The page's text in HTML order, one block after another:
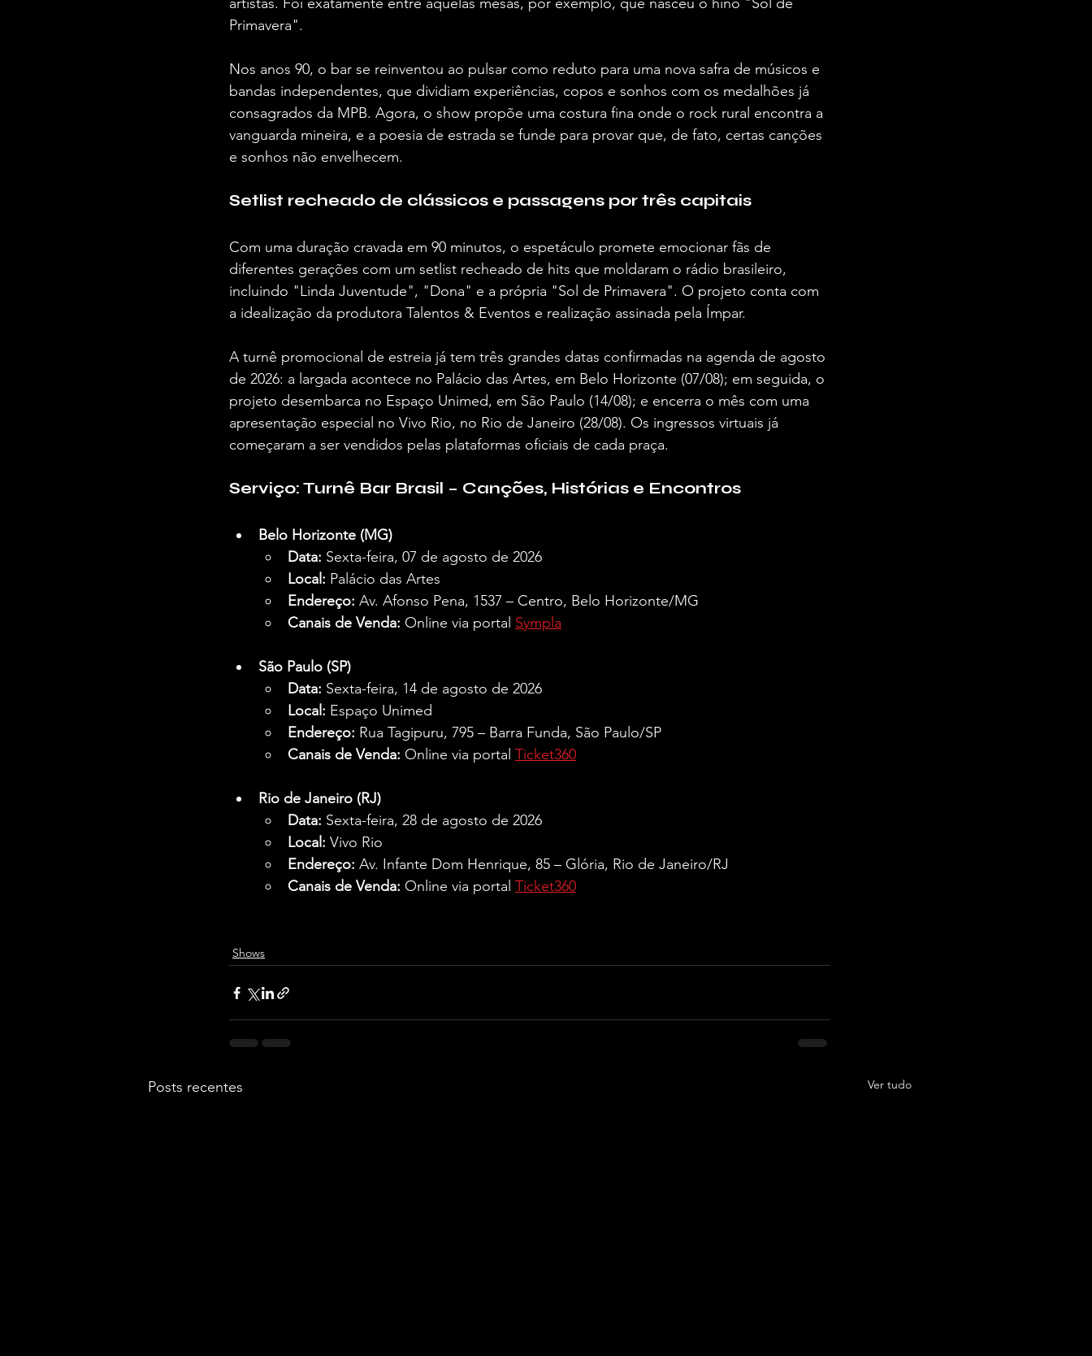
Primavera".
Nos anos 90, o bar se reinventou ao pulsar como reduto para uma nova safra de músicos e
bandas independentes, que dividiam experiências, copos e sonhos com os medalhões já
consagrados da MPB. Agora, o show propõe uma costura fina onde o rock rural encontra a
vanguarda mineira, e a poesia de estrada se funde para provar que, de fato, certas canções
e sonhos não envelhecem.
Setlist recheado de clássicos e passagens por três capitais
Com uma duração cravada em 90 minutos, o espetáculo promete emocionar fãs de
diferentes gerações com um setlist recheado de hits que moldaram o rádio brasileiro,
incluindo "Linda Juventude", "Dona" e a própria "Sol de Primavera". O projeto conta com
a idealização da produtora Talentos & Eventos e realização assinada pela Ímpar.
A turnê promocional de estreia já tem três grandes datas confirmadas na agenda de agosto
de 2026: a largada acontece no Palácio das Artes, em Belo Horizonte (07/08); em seguida, o
projeto desembarca no Espaço Unimed, em São Paulo (14/08); e encerra o mês com uma
apresentação especial no Vivo Rio, no Rio de Janeiro (28/08). Os ingressos virtuais já
começaram a ser vendidos pelas plataformas oficiais de cada praça.
Serviço: Turnê Bar Brasil – Canções, Histórias e Encontros
Belo Horizonte (MG)
Data: Sexta-feira, 07 de agosto de 2026
Local: Palácio das Artes
Endereço: Av. Afonso Pena, 1537 – Centro, Belo Horizonte/MG
Canais de Venda: Online via portal Sympla
São Paulo (SP)
Data: Sexta-feira, 14 de agosto de 2026
Local: Espaço Unimed
Endereço: Rua Tagipuru, 795 – Barra Funda, São Paulo/SP
Canais de Venda: Online via portal Ticket360
Rio de Janeiro (RJ)
Data: Sexta-feira, 28 de agosto de 2026
Local: Vivo Rio
Endereço: Av. Infante Dom Henrique, 85 – Glória, Rio de Janeiro/RJ
Canais de Venda: Online via portal Ticket360
Shows
Posts recentes Ver tudo